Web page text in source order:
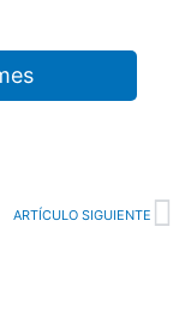
ARTÍCULO SIGUIENTE